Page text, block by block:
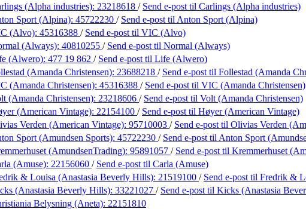
(Alpha industries): 23218618 / Send e-post til Carlings (Alpha industries)
Sport (Alpina): 45722230 / Send e-post til Anton Sport (Alpina)
(Alvo): 45316388 / Send e-post til VIC (Alvo)
(Always): 40810255 / Send e-post til Normal (Always)
(Alwero): 477 19 862 / Send e-post til Life (Alwero)
(Amanda Christensen): 23688218 / Send e-post til Follestad (Amanda
(Amanda Christensen): 45316388 / Send e-post til VIC (Amanda Christensen)
(Amanda Christensen): 23218606 / Send e-post til Volt (Amanda Christensen)
(American Vintage): 22154100 / Send e-post til Høyer (American Vintage)
Verden (American Vintage): 95710003 / Send e-post til Olivias Verden
Sport (Amundsen Sports): 45722230 / Send e-post til Anton Sport
(AmundsenTrading): 95891057 / Send e-post til Kremmerhuset
(Amuse): 22156060 / Send e-post til Carla (Amuse)
& Louisa (Anastasia Beverly Hills): 21519100 / Send e-post til Fredrik &
(Anastasia Beverly Hills): 33221027 / Send e-post til Kicks (Anastasia
Belysning (Aneta): 22151810